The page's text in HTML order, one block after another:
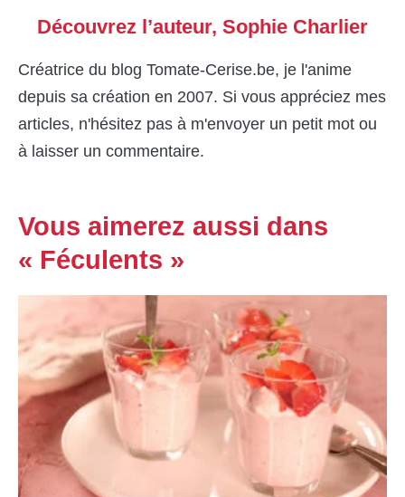
Découvrez l’auteur, Sophie Charlier
Créatrice du blog Tomate-Cerise.be, je l'anime
depuis sa création en 2007. Si vous appréciez mes
articles, n'hésitez pas à m'envoyer un petit mot ou
à laisser un commentaire.
Vous aimerez aussi dans
« Féculents »